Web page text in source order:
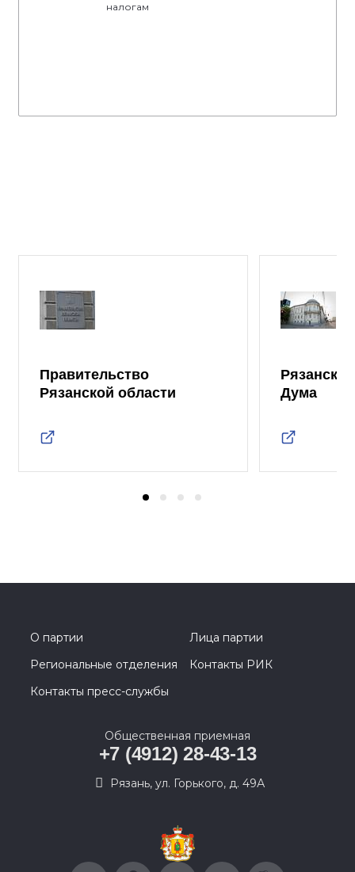
налогам
Правительство
Рязанской области
Дума
О партии
Лица партии
Региональные отделения
Контакты РИК
Контакты пресс-службы
Общественная приемная
+7 (4912) 28-43-13
Рязань, ул. Горького, д. 49А